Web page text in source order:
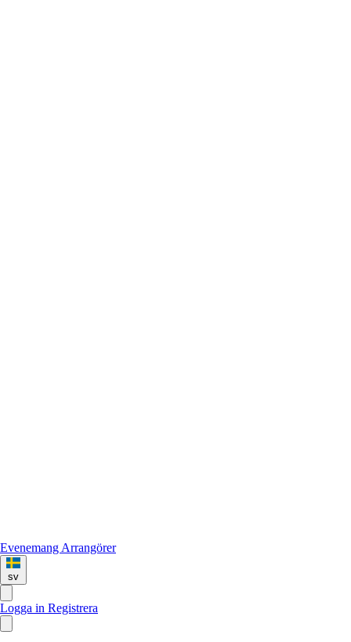
Evenemang Arrangörer
sv
Logga in Registrera